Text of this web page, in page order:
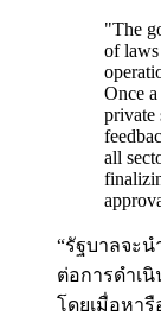
"The
of laws
Once
private
all
“รัฐบาลจะ
ต่อการดำเ
โดยเมื่อหา